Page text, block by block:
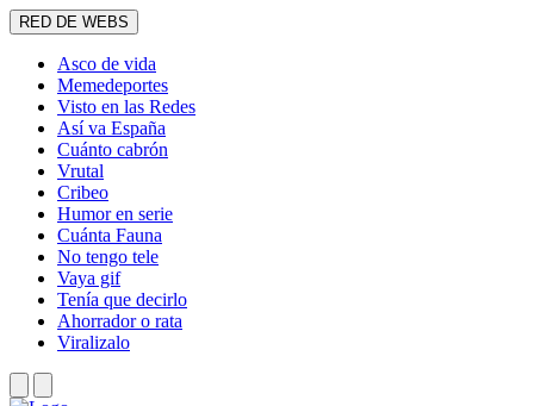
RED DE WEBS
Asco de vida
Memedeportes
Visto en las Redes
Así va España
Cuánto cabrón
Vrutal
Cribeo
Humor en serie
Cuánta Fauna
No tengo tele
Vaya gif
Tenía que decirlo
Ahorrador o rata
Viralizalo